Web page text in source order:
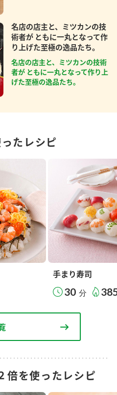
名店の店主と、ミツカンの技
術者が ともに一丸となって作
り上げた至極の逸品たち。
名店の店主と、ミツカンの技術
者が ともに一丸となって作り上
げた至極の逸品たち。
たレシピ
手まり寿司
30 分
倍を使ったレシピ